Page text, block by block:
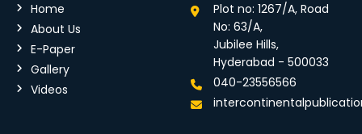
Home
About Us
E-Paper
Gallery
Videos
Plot no: 1267/A, Road
No: 63/A,
Jubilee Hills,
Hyderabad - 500033
040-23556566